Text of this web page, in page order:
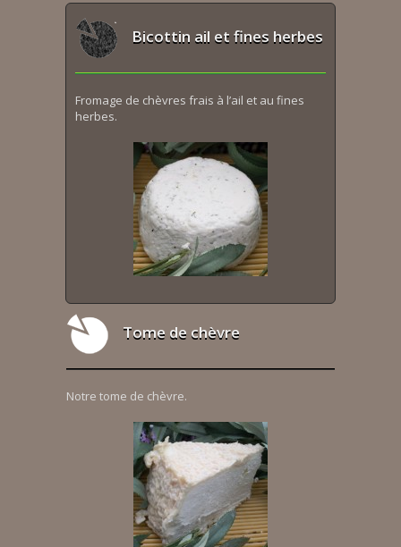
Bicottin ail et fines herbes
Fromage de chèvres frais à l’ail et au fines
herbes.
Tome de chèvre
Notre tome de chèvre.